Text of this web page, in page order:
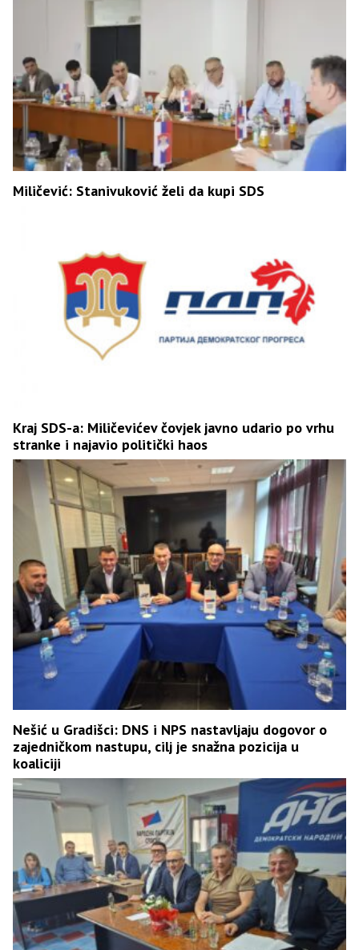
Miličević: Stanivuković želi da kupi SDS
Kraj SDS-a: Miličevićev čovjek javno udario po vrhu
stranke i najavio politički haos
Nešić u Gradišci: DNS i NPS nastavljaju dogovor o
zajedničkom nastupu, cilj je snažna pozicija u
koaliciji